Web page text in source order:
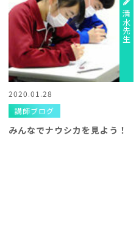
清水先生
2020.01.28
講師ブログ
みんなでナウシカを見よう！